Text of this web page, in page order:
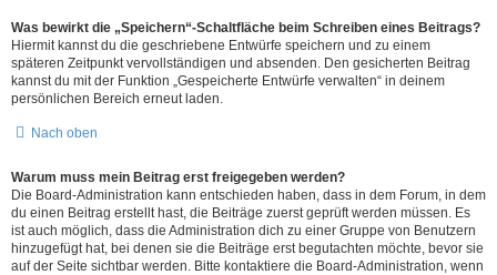
Was bewirkt die „Speichern“-Schaltfläche beim Schreiben eines Beitrags?
Hiermit kannst du die geschriebene Entwürfe speichern und zu einem
späteren Zeitpunkt vervollständigen und absenden. Den gesicherten Beitrag
kannst du mit der Funktion „Gespeicherte Entwürfe verwalten“ in deinem
persönlichen Bereich erneut laden.
Nach oben
Warum muss mein Beitrag erst freigegeben werden?
Die Board-Administration kann entschieden haben, dass in dem Forum, in dem
du einen Beitrag erstellt hast, die Beiträge zuerst geprüft werden müssen. Es
ist auch möglich, dass die Administration dich zu einer Gruppe von Benutzern
hinzugefügt hat, bei denen sie die Beiträge erst begutachten möchte, bevor sie
auf der Seite sichtbar werden. Bitte kontaktiere die Board-Administration, wenn